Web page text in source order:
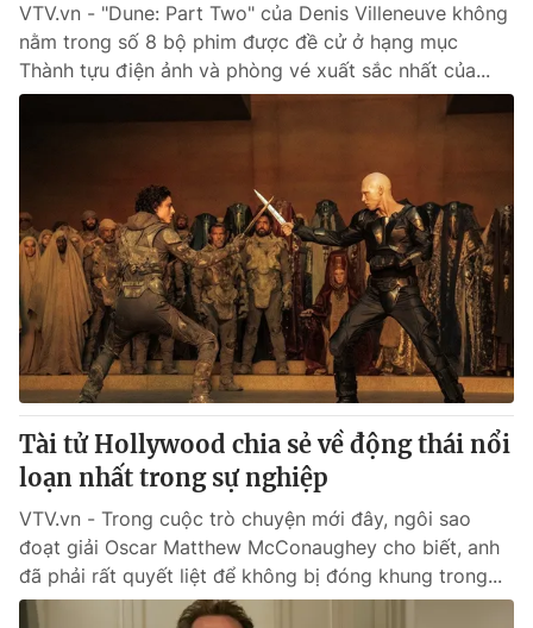
VTV.vn - "Dune: Part Two" của Denis Villeneuve không
nằm trong số 8 bộ phim được đề cử ở hạng mục
Thành tựu điện ảnh và phòng vé xuất sắc nhất của...
Tài tử Hollywood chia sẻ về động thái nổi
loạn nhất trong sự nghiệp
VTV.vn - Trong cuộc trò chuyện mới đây, ngôi sao
đoạt giải Oscar Matthew McConaughey cho biết, anh
đã phải rất quyết liệt để không bị đóng khung trong...